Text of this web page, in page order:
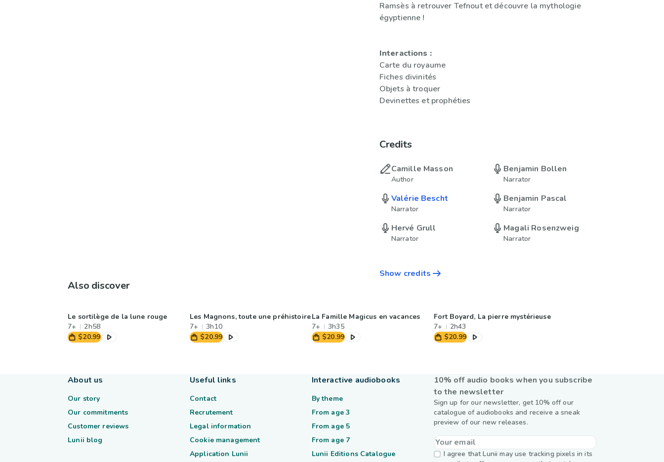
Ramsès à retrouver Tefnout et découvre la mythologie
égyptienne !
Interactions :
Carte du royaume
Fiches divinités
Objets à troquer
Devinettes et prophéties
Credits
Camille Masson
Author
Benjamin Bollen
Narrator
Valérie Bescht
Narrator
Benjamin Pascal
Narrator
Hervé Grull
Narrator
Magali Rosenzweig
Narrator
Show credits
Also discover
Le sortilège de la lune rouge
7+
2h58
$20.99
Les Magnons, toute une préhistoire
7+
3h10
$20.99
La Famille Magicus en vacances
7+
3h35
$20.99
Fort Boyard, La pierre mystérieuse
7+
2h43
$20.99
10% off audio books when you subscribe
to the newsletter
Sign up for our newsletter, get 10% off our
catalogue of audiobooks and receive a sneak
preview of our new releases.
I agree that Lunii may use tracking pixels in its
About us
Our story
Our commitments
Customer reviews
Lunii blog
Useful links
Contact
Recrutement
Legal information
Cookie management
Application Lunii
Interactive audiobooks
By theme
From age 3
From age 5
From age 7
Lunii Editions Catalogue